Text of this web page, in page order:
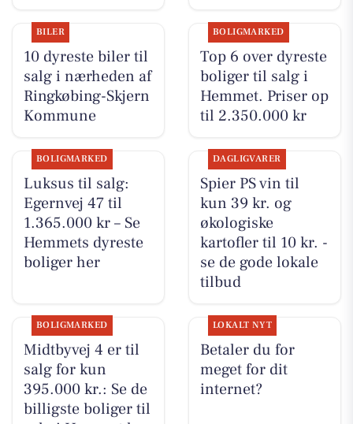
BILER
10 dyreste biler til
salg i nærheden af
Ringkøbing-Skjern
Kommune
BOLIGMARKED
Top 6 over dyreste
boliger til salg i
Hemmet. Priser op
til 2.350.000 kr
BOLIGMARKED
Luksus til salg:
Egernvej 47 til
1.365.000 kr – Se
Hemmets dyreste
boliger her
DAGLIGVARER
Spier PS vin til
kun 39 kr. og
økologiske
kartofler til 10 kr. -
se de gode lokale
tilbud
BOLIGMARKED
Midtbyvej 4 er til
salg for kun
395.000 kr.: Se de
billigste boliger til
LOKALT NYT
Betaler du for
meget for dit
internet?